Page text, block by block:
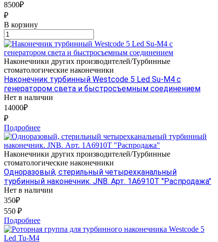
8500₽
₽
В корзину
Наконечники других производителей/Турбинные
стоматологические наконечники
Наконечник турбинный Westcode 5 Led Su-M4 с
генератором света и быстросъемным соединением
Нет в наличии
14000₽
₽
Подробнее
Наконечники других производителей/Турбинные
стоматологические наконечники
Одноразовый, стерильный четырехканальный
турбинный наконечник. JNB. Арт. 1А6910T "Распродажа"
Нет в наличии
350₽
550 ₽
Подробнее